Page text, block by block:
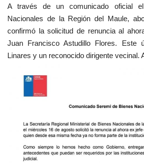
A través de un comunicado oficial
Nacionales de la Región del Maule,
confirmó la solicitud de renuncia al
Juan Francisco Astudillo Flores. Este
Linares y un reconocido dirigente vecinal.